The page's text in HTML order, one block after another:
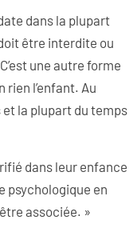
dans la plupart
être interdite ou
une autre forme
rien l’enfant. Au
la plupart du temps
dans leur enfance
psychologique en
associée. »